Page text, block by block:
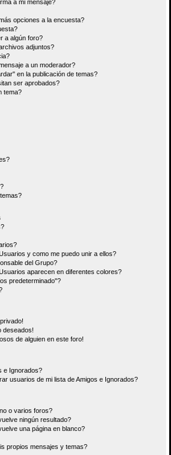
a mi mensaje?
opciones a la encuesta?
a algún foro?
adjuntos?
a un moderador?
en la publicación de temas?
ser aprobados?
tema?
y como me puedo unir a ellos?
del Grupo?
aparecen en diferentes colores?
predeterminado"?
deseados!
de alguien en este foro!
e Ignorados?
usuarios de mi lista de Amigos e Ignorados?
o varios foros?
ningún resultado?
una página en blanco?
propios mensajes y temas?